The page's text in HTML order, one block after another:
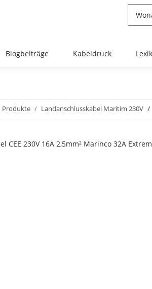
Blogbeiträge Kabeldruck
Produkte Landanschlusskabel Maritim 230V